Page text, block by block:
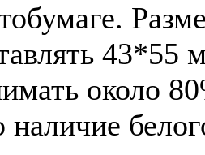
43*55
около
наличие